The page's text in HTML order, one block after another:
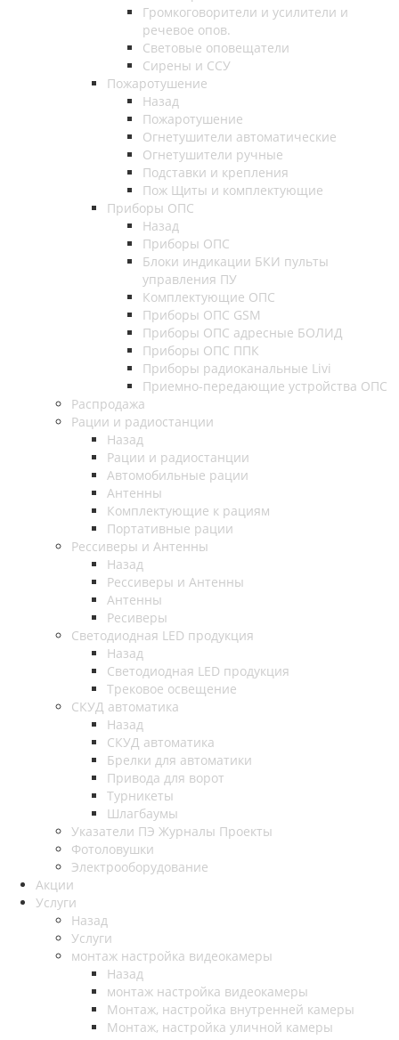
Громкоговорители и усилители и
речевое опов.
Световые оповещатели
Сирены и ССУ
Пожаротушение
Назад
Пожаротушение
Огнетушители автоматические
Огнетушители ручные
Подставки и крепления
Пож Щиты и комплектующие
Приборы ОПС
Назад
Приборы ОПС
Блоки индикации БКИ пульты
управления ПУ
Комплектующие ОПС
Приборы ОПС GSM
Приборы ОПС адресные БОЛИД
Приборы ОПС ППК
Приборы радиоканальные Livi
Приемно-передающие устройства ОПС
Распродажа
Рации и радиостанции
Назад
Рации и радиостанции
Автомобильные рации
Антенны
Комплектующие к рациям
Портативные рации
Рессиверы и Антенны
Назад
Рессиверы и Антенны
Антенны
Ресиверы
Светодиодная LED продукция
Назад
Светодиодная LED продукция
Трековое освещение
СКУД автоматика
Назад
СКУД автоматика
Брелки для автоматики
Привода для ворот
Турникеты
Шлагбаумы
Указатели ПЭ Журналы Проекты
Фотоловушки
Электрооборудование
Акции
Услуги
Назад
Услуги
монтаж настройка видеокамеры
Назад
монтаж настройка видеокамеры
Монтаж, настройка внутренней камеры
Монтаж, настройка уличной камеры